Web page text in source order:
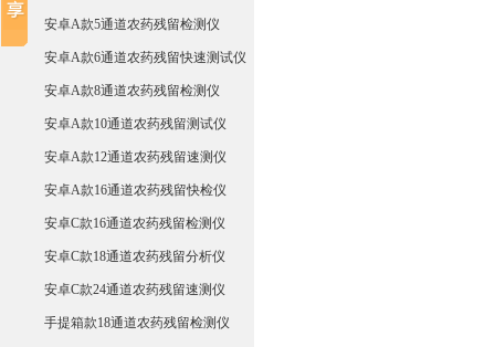
安卓A款5通道农药残留检测仪
安卓A款6通道农药残留快速测试仪
安卓A款8通道农药残留检测仪
安卓A款10通道农药残留测试仪
安卓A款12通道农药残留速测仪
安卓A款16通道农药残留快检仪
安卓C款16通道农药残留检测仪
安卓C款18通道农药残留分析仪
安卓C款24通道农药残留速测仪
手提箱款18通道农药残留检测仪